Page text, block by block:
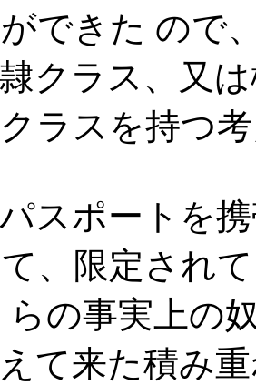
できた ので
クラス、又
ラスを持つ
スポートを
、限定され
らの事実上の
て来た積み